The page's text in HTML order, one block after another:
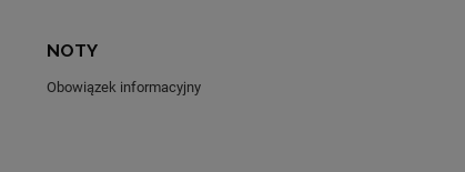
NOTY
Obowiązek informacyjny